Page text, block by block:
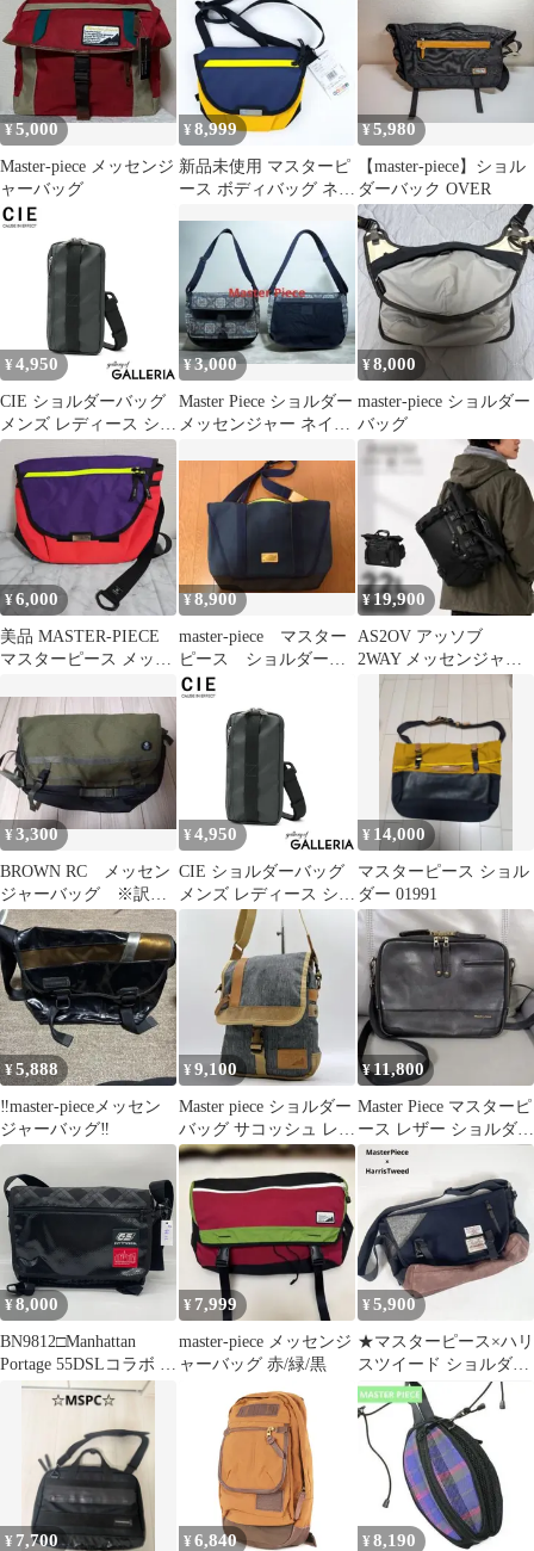
¥5,000
Master-piece メッセンジ
ャーバッグ
¥8,999
新品未使用 マスターピ
ース ボディバッグ ネイ
タグ付き
¥5,980
【master-piece】ショル
ダーバック OVER
¥ 4,950
CIE ショルダーバッグ
メンズ レディース シー
スマホショルダー ショ
ルダーポーチ バッグ 小
さい 日本製 GRID3
MOBILE SHOULDER
BAG 032060
NAVYGRAY(75)
¥3,000
Master Piece ショルダー
メッセンジャー ネイテ
¥8,000
master-piece ショルダー
バッグ
¥6,000
美品 MASTER-PIECE
マスターピース メッセ
¥8,900
master-piece マスター
ピース ショルダーバ
ッグ 富士金梅 帆布
¥ 19,900
AS2OV アッソブ
2WAY メッセンジャー
トートバッグ
¥3,300
BROWN RC メッセン
ジャーバッグ ※訳あ
り
¥ 4,950
CIE ショルダーバッグ
メンズ レディース シー
スマホショルダー ショ
ルダーポーチ バッグ 小
さい 日本製 GRID3
MOBILE SHOULDER
BAG 032060
NAVYGRAY(75)
¥ 14,000
マスターピース ショル
ダー 01991
¥5,888
‼️master-pieceメッセン
ジャーバッグ‼️
¥9,100
Master piece ショルダー
バッグ サコッシュ レザ
ー デニム h439
¥11,800
Master Piece マスターピ
ース レザー ショルダー
バッグ サコッシュ
¥8,000
BN9812□Manhattan
Portage 55DSLコラボ メ
ッセンジャーバッグ
EUROPA55 1000個限定
品 ブラック Y2K おま
け付き
¥ 7,999
master-piece メッセンジ
ャーバッグ 赤/緑/黒
¥5,900
★マスターピース×ハリ
スツイード ショルダー
バッグ メッセンジャー
バッグ
¥ 7,700 ¥ 6,840 ¥ 8,190